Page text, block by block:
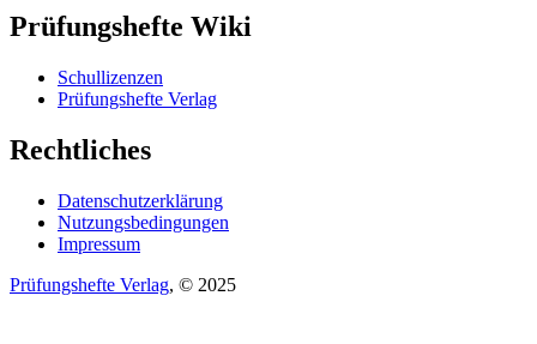
Prüfungshefte Wiki
Schullizenzen
Prüfungshefte Verlag
Rechtliches
Datenschutzerklärung
Nutzungsbedingungen
Impressum
Prüfungshefte Verlag, © 2025